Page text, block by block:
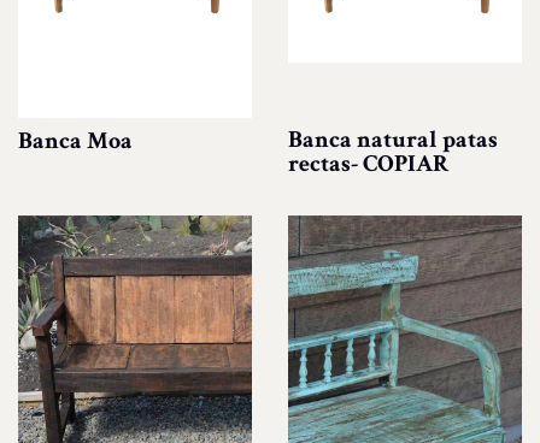
Banca Moa Banca natural patas
rectas- COPIAR